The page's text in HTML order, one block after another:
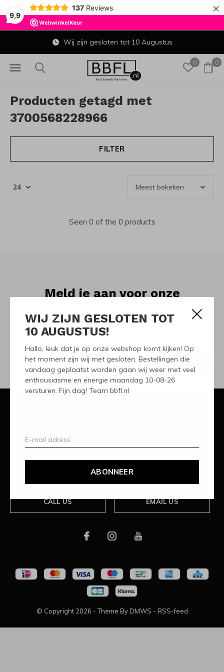
9,9
137 Reviews ×
WIJ ZIJN GESLOTEN TOT
10 AUGUSTUS!
Hallo, leuk dat je op onze webshop komt kijken! Op
het moment zijn wij met gesloten. Bestellingen die
vandaag geplaatst worden gaan wij weer met veel
enthousiasme en energie maandag 10-08-26
versturen. Fijn dag! Team bbfl.nl
ABONNEER
0 0
Wij zijn gesloten tot 10 Augustus
Producten getagd met
3700568228966
FILTER
Seen 0 of the 0 products
Meld je aan voor onze
Ontvang de nieuwste aanbiedingen en promoties
ABONNEER
Categorieën
CALL US EMAIL US
© Copyright 2026 - Theme By DMWS - RSS-feed